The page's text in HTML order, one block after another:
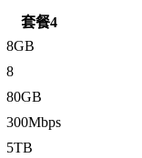
套餐4
8GB
8
80GB
300Mbps
5TB